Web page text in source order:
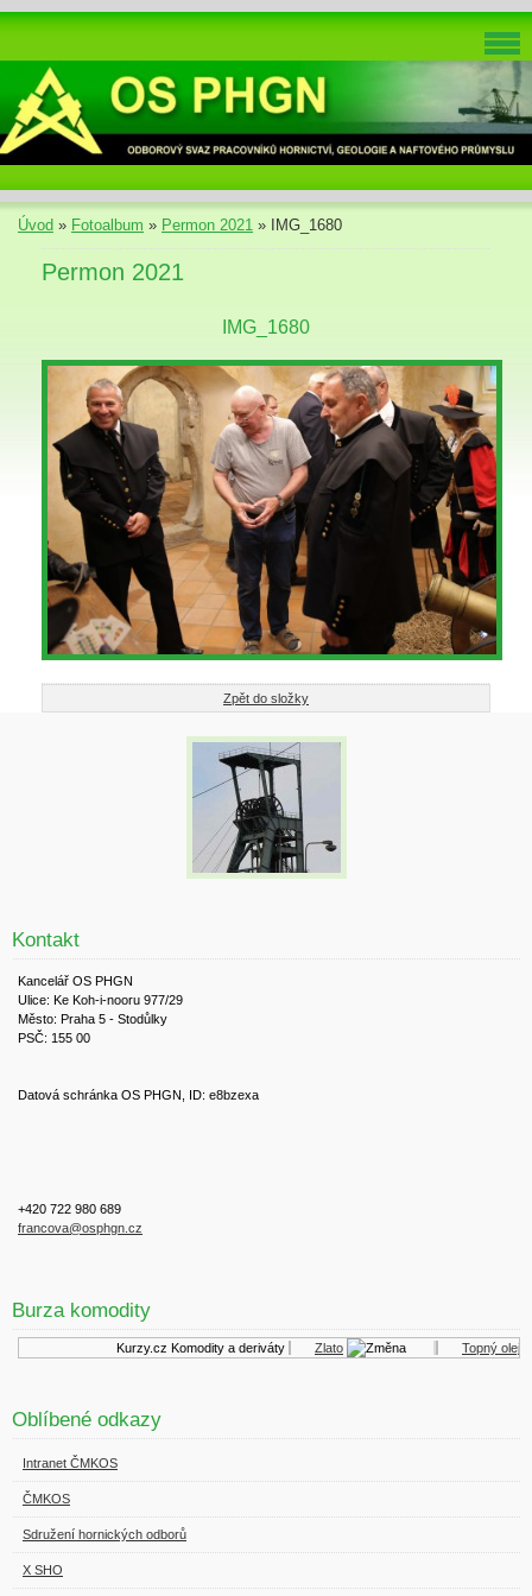
Úvod » Fotoalbum » Permon 2021 » IMG_1680
Permon 2021
IMG_1680
Zpět do složky
Kontakt
Kancelář OS PHGN
Ulice: Ke Koh-i-nooru 977/29
Město: Praha 5 - Stodůlky
PSČ: 155 00
Datová schránka OS PHGN, ID: e8bzexa
+420 722 980 689
francova@osphgn.cz
Burza komodity
Kurzy.cz Komodity a deriváty Zlato Topný olej
Oblíbené odkazy
Intranet ČMKOS
ČMKOS
Sdružení hornických odborů
X SHO